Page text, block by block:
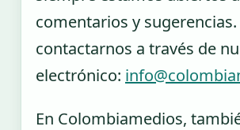
comentarios y sugerencias.
contactarnos a través de
electrónico:
En Colombiamedios,